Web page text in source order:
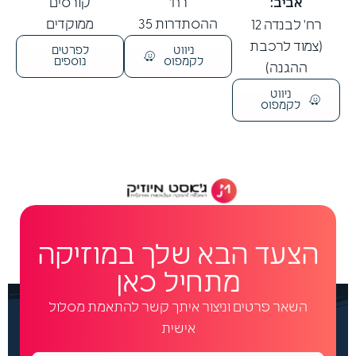
רח' לבנדה 12
(צמוד לרכבת
ההגנה)
ניווט
לקמפוס
ההסתדרות 35
ניווט
לקמפוס
ממוקדים
לפרטים
נוספים
הצעד הבא שלך במוזיקה
מתחיל כאן
השאר פרטים וניצור איתך קשר להתאמת מסלול
אישית